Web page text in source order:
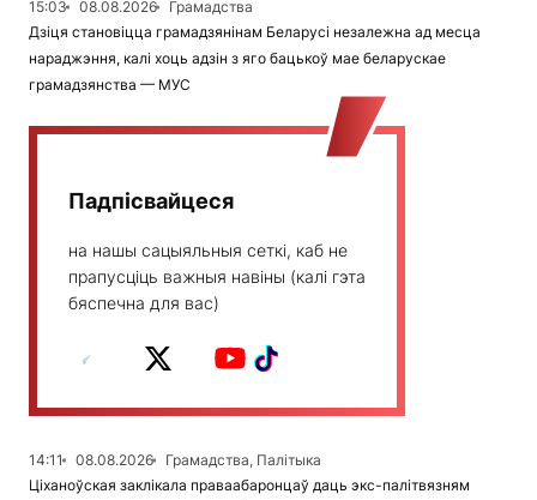
15:03 08.08.2026
Грамадства
Дзіця становіцца грамадзянінам Беларусі незалежна ад месца
нараджэння, калі хоць адзін з яго бацькоў мае беларускае
грамадзянства — МУС
Падпісвайцеся
на нашы сацыяльныя сеткі, каб не
прапусціць важныя навіны (калі гэта
бяспечна для вас)
14:11 08.08.2026
Грамадства, Палітыка
Ціханоўская заклікала праваабаронцаў даць экс-палітвязням